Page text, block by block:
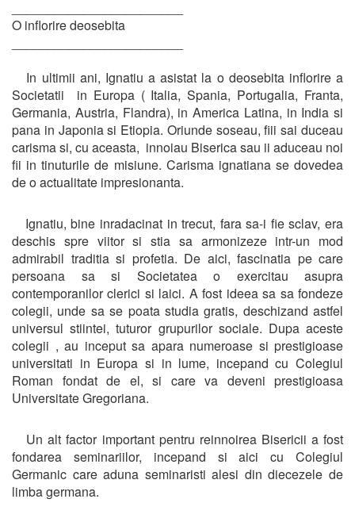
O inflorire deosebita
In ultimii ani, Ignatiu a asistat la o deosebita inflorire a
Societatii in Europa ( Italia, Spania, Portugalia, Franta,
Germania, Austria, Flandra), in America Latina, in India si
pana in Japonia si Etiopia. Oriunde soseau, fiii sai duceau
carisma si, cu aceasta, innoiau Biserica sau ii aduceau noi
fii in tinuturile de misiune. Carisma ignatiana se dovedea
de o actualitate impresionanta.
Ignatiu, bine inradacinat in trecut, fara sa-i fie sclav, era
deschis spre viitor si stia sa armonizeze intr-un mod
admirabil traditia si profetia. De aici, fascinatia pe care
persoana sa si Societatea o exercitau asupra
contemporanilor clerici si laici. A fost ideea sa sa fondeze
colegii, unde sa se poata studia gratis, deschizand astfel
universul stiintei, tuturor grupurilor sociale. Dupa aceste
colegii , au inceput sa apara numeroase si prestigioase
universitati in Europa si in lume, incepand cu Colegiul
Roman fondat de el, si care va deveni prestigioasa
Universitate Gregoriana.
Un alt factor important pentru reinnoirea Bisericii a fost
fondarea seminariilor, incepand si aici cu Colegiul
Germanic care aduna seminaristi alesi din diecezele de
limba germana.